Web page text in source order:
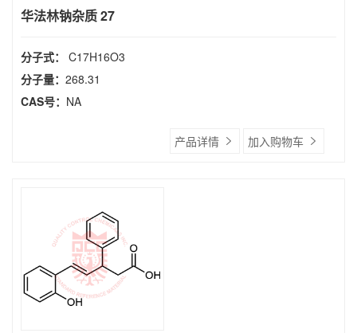
华法林钠杂质 27
分子式： C17H16O3
分子量： 268.31
CAS号： NA
产品详情 加入购物车